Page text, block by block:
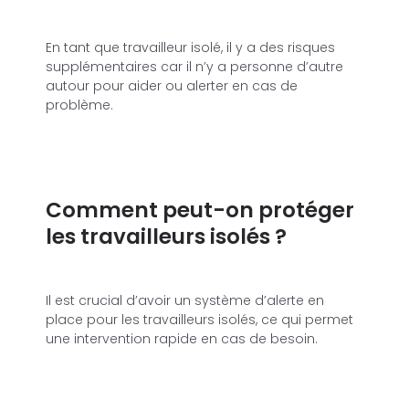
En tant que travailleur isolé, il y a des risques
supplémentaires car il n’y a personne d’autre
autour pour aider ou alerter en cas de
problème.
Comment peut-on protéger
les travailleurs isolés ?
Il est crucial d’avoir un système d’alerte en
place pour les travailleurs isolés, ce qui permet
une intervention rapide en cas de besoin.